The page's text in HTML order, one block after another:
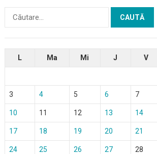
după:
L Ma Mi J V
3 4 5 6 7
10 11 12 13 14
17 18 19 20 21
24 25 26 27 28